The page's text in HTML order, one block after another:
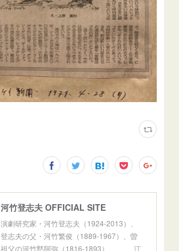
河竹登志夫 OFFICIAL SITE
演劇研究家・河竹登志夫（1924-2013）、
登志夫の父・河竹繁俊（1889-1967）、曽
祖父の河竹黙阿弥（1816-1893） 江